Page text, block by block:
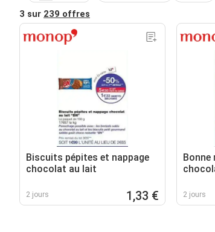
3 sur 239 offres
Biscuits pépites et nappage
chocolat au lait
2 jours 1,33 € 2 jours